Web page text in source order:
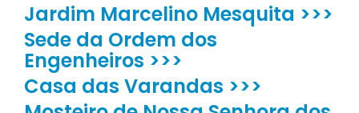
Jardim Marcelino Mesquita >>>
Sede da Ordem dos
Engenheiros >>>
Casa das Varandas >>>